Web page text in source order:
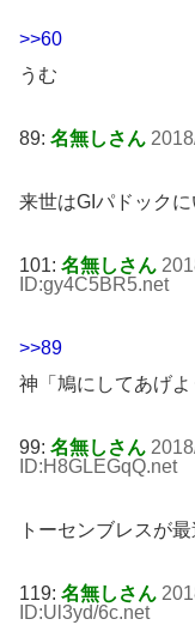
>>60
うむ
89: 名無しさん
来世はGIパドック
101: 名無しさん
ID:gy4C5BR5.net
>>89
神「鳩にしてあげよ
99: 名無しさん
ID:H8GLEGqQ.net
トーセンブレスが
119: 名無しさん
ID:Ul3yd/6c.net